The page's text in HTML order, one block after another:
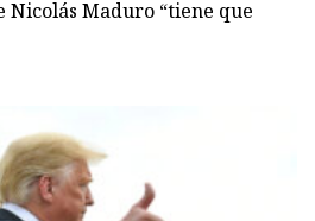
Nicolás Maduro “tiene que